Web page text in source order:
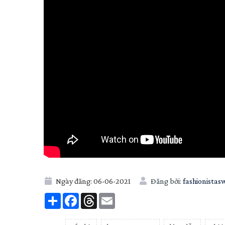
Ngày đăng: 06-06-2021 Đăng bởi:
Share Facebook
Threads